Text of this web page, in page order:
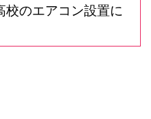
のエアコン設置に